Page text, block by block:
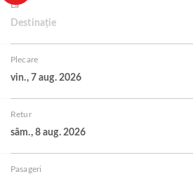
La
Destinație
Plecare
vin., 7 aug. 2026
Retur
sâm., 8 aug. 2026
Pasageri